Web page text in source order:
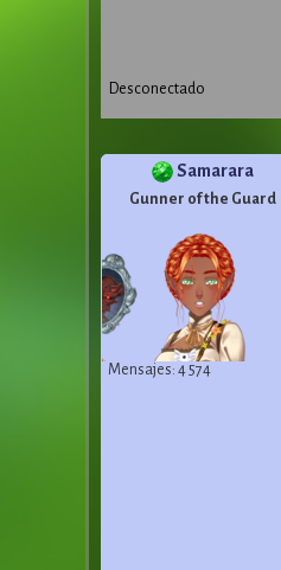
Desconectado
Samarara
Gunner of the Guard
Mensajes: 4 574